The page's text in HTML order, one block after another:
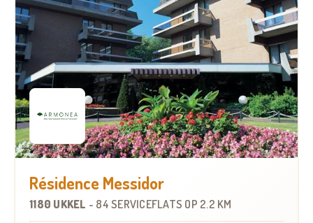
Résidence Messidor
1180 UKKEL - 84 SERVICEFLATS OP 2.2 KM